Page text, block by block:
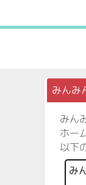
みんみ
みん
ホー
以下
み